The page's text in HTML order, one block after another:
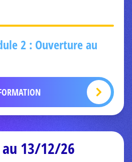
2 : Ouverture au
13/12/26